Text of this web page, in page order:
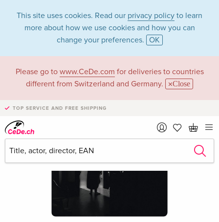
This site uses cookies. Read our privacy policy to learn
more about how we use cookies and how you can
change your preferences. OK
Please go to www.CeDe.com for deliveries to countries
different from Switzerland and Germany.
Close
TOP SERVICE AND FREE SHIPPING